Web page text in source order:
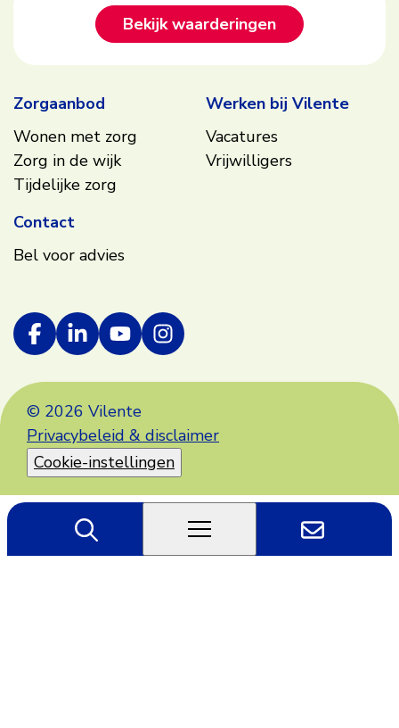
Bekijk waarderingen
Zorgaanbod
Wonen met zorg
Zorg in de wijk
Tijdelijke zorg
Werken bij Vilente
Vacatures
Vrijwilligers
Contact
Bel voor advies
© 2026 Vilente
Privacybeleid & disclaimer
Cookie-instellingen